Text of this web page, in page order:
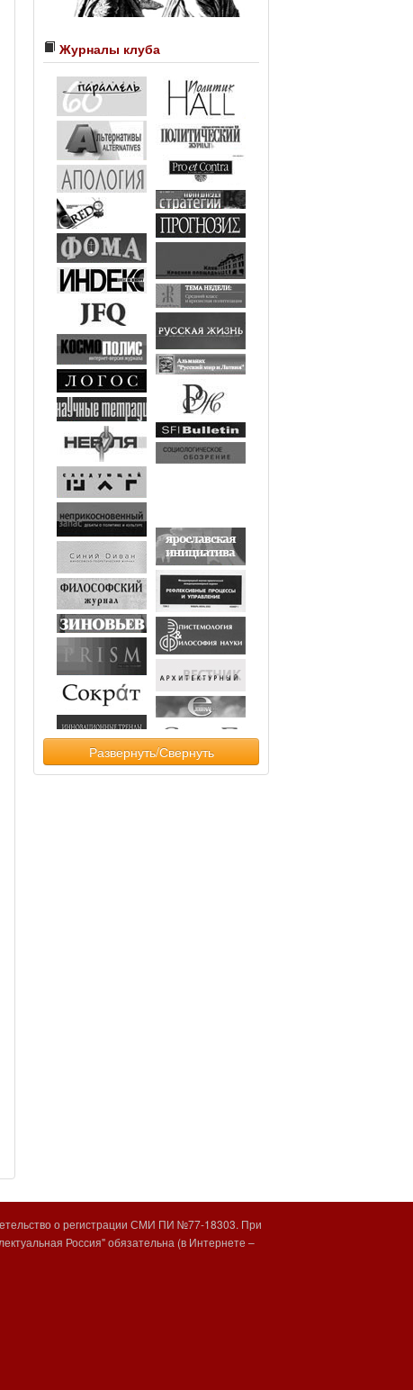
Журналы клуба
Развернуть/Свернуть
о регистрации СМИ ПИ №77-18303. При
Россия" обязательна (в Интернете –